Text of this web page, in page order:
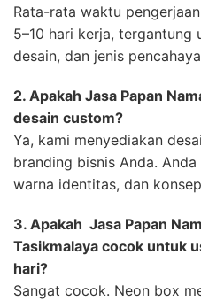
Rata-rata waktu
5–10 hari kerja,
desain, dan jenis
2. Apakah Jasa Papan
desain custom?
Ya, kami menyediakan
branding bisnis Anda.
warna identitas, dan
3. Apakah Jasa Papan
Tasikmalaya cocok untuk
hari?
Sangat cocok. Neon box